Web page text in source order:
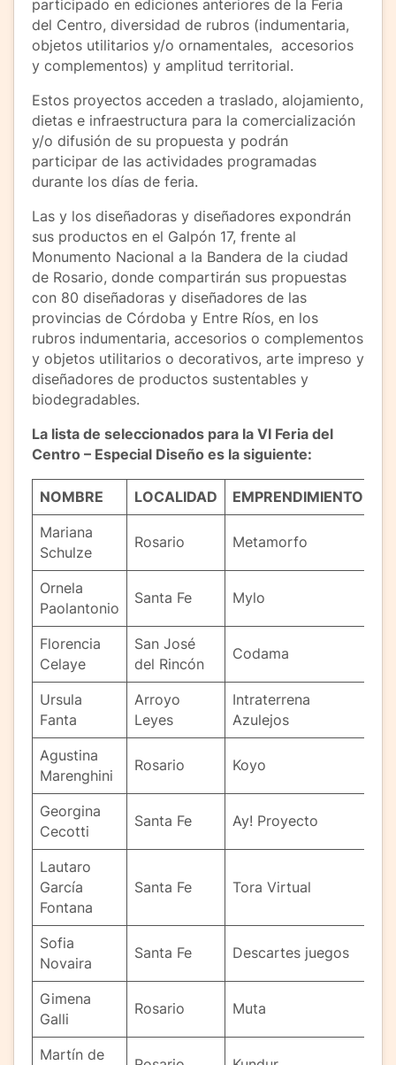
participado en ediciones anteriores de la Feria
del Centro, diversidad de rubros (indumentaria,
objetos utilitarios y/o ornamentales, accesorios
y complementos) y amplitud territorial.
Estos proyectos acceden a traslado, alojamiento,
dietas e infraestructura para la comercialización
y/o difusión de su propuesta y podrán
participar de las actividades programadas
durante los días de feria.
Las y los diseñadoras y diseñadores expondrán
sus productos en el Galpón 17, frente al
Monumento Nacional a la Bandera de la ciudad
de Rosario, donde compartirán sus propuestas
con 80 diseñadoras y diseñadores de las
provincias de Córdoba y Entre Ríos, en los
rubros indumentaria, accesorios o complementos
y objetos utilitarios o decorativos, arte impreso y
diseñadores de productos sustentables y
biodegradables.
La lista de seleccionados para la VI Feria del
Centro – Especial Diseño es la siguiente:
NOMBRE LOCALIDAD
EMPRENDIMIENTO
Mariana
Schulze
Rosario Metamorfo
Ornela
Paolantonio
Santa Fe Mylo
Florencia
Celaye
San José
del Rincón
Codama
Ursula
Fanta
Arroyo
Leyes
Intraterrena
Azulejos
Agustina
Marenghini
Rosario Koyo
Georgina
Cecotti
Santa Fe Ay! Proyecto
Lautaro
García
Fontana
Santa Fe Tora Virtual
Sofia
Novaira
Santa Fe Descartes juegos
Gimena
Galli
Rosario Muta
Martín de